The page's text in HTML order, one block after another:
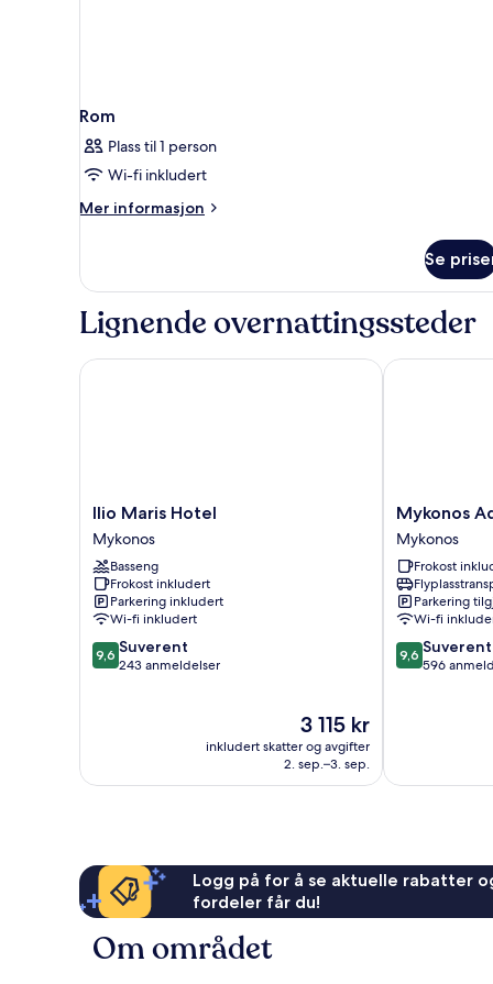
Rom
Plass til 1 person
Wi-fi inkludert
Mer informasjon
Mer
Se
Lignende overnattingssteder
Ilio
Maris
Hotel
Mykonos
Ilio Maris Hotel
Mykonos
Basseng
Frokost inkludert
Parkering inkludert
Wi-fi inkludert
9.6
av
9,6 Suverent
243 anmeldelser
Prisen
er
3 115 kr
3 115 kr
inkludert skatter og avgifter
2. sep.–3. sep.
Ilio Maris Hotel
Mykonos
Adonis
Hotel
Mykonos
Mykonos
Mykonos
Frokost
Parkering
Wi-fi
9.6
av
9,6 Suverent
596
Mykonos
Logg på for å se aktuelle rabatter
fordeler får du!
Om området